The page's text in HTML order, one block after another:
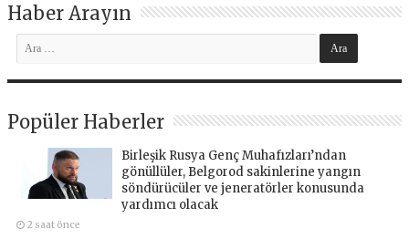
Haber Arayın
Popüler Haberler
Birleşik Rusya Genç Muhafızları’ndan
gönüllüler, Belgorod sakinlerine yangın
söndürücüler ve jeneratörler konusunda
yardımcı olacak
2 saat önce